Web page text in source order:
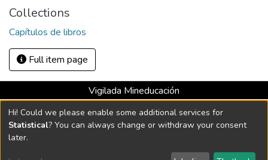
Collections
Capítulos de libros
Full item page
Vigilada Mineducación
Universidad con Acreditación Institucional hasta 2026 -
Resolución MEN 2158 de 2018
Hi! Could we please enable some additional services for
Statistical? You can always change or withdraw your consent
later.